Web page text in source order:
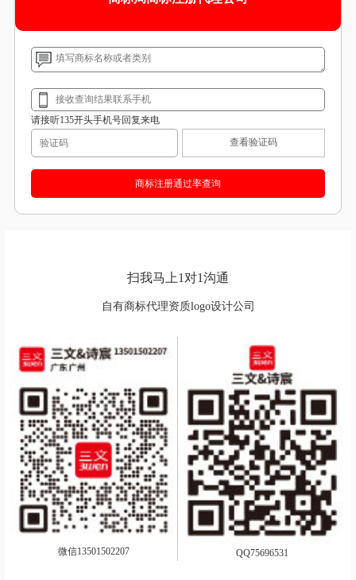
请接听135开头手机号回复来电
查看验证码
扫我马上1对1沟通
自有商标代理资质logo设计公司
微信13501502207 QQ75696531